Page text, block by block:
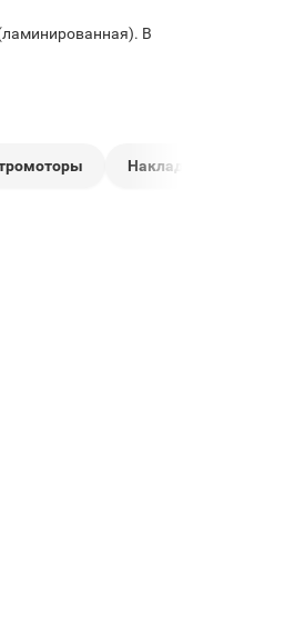
В
Накладки на банки,